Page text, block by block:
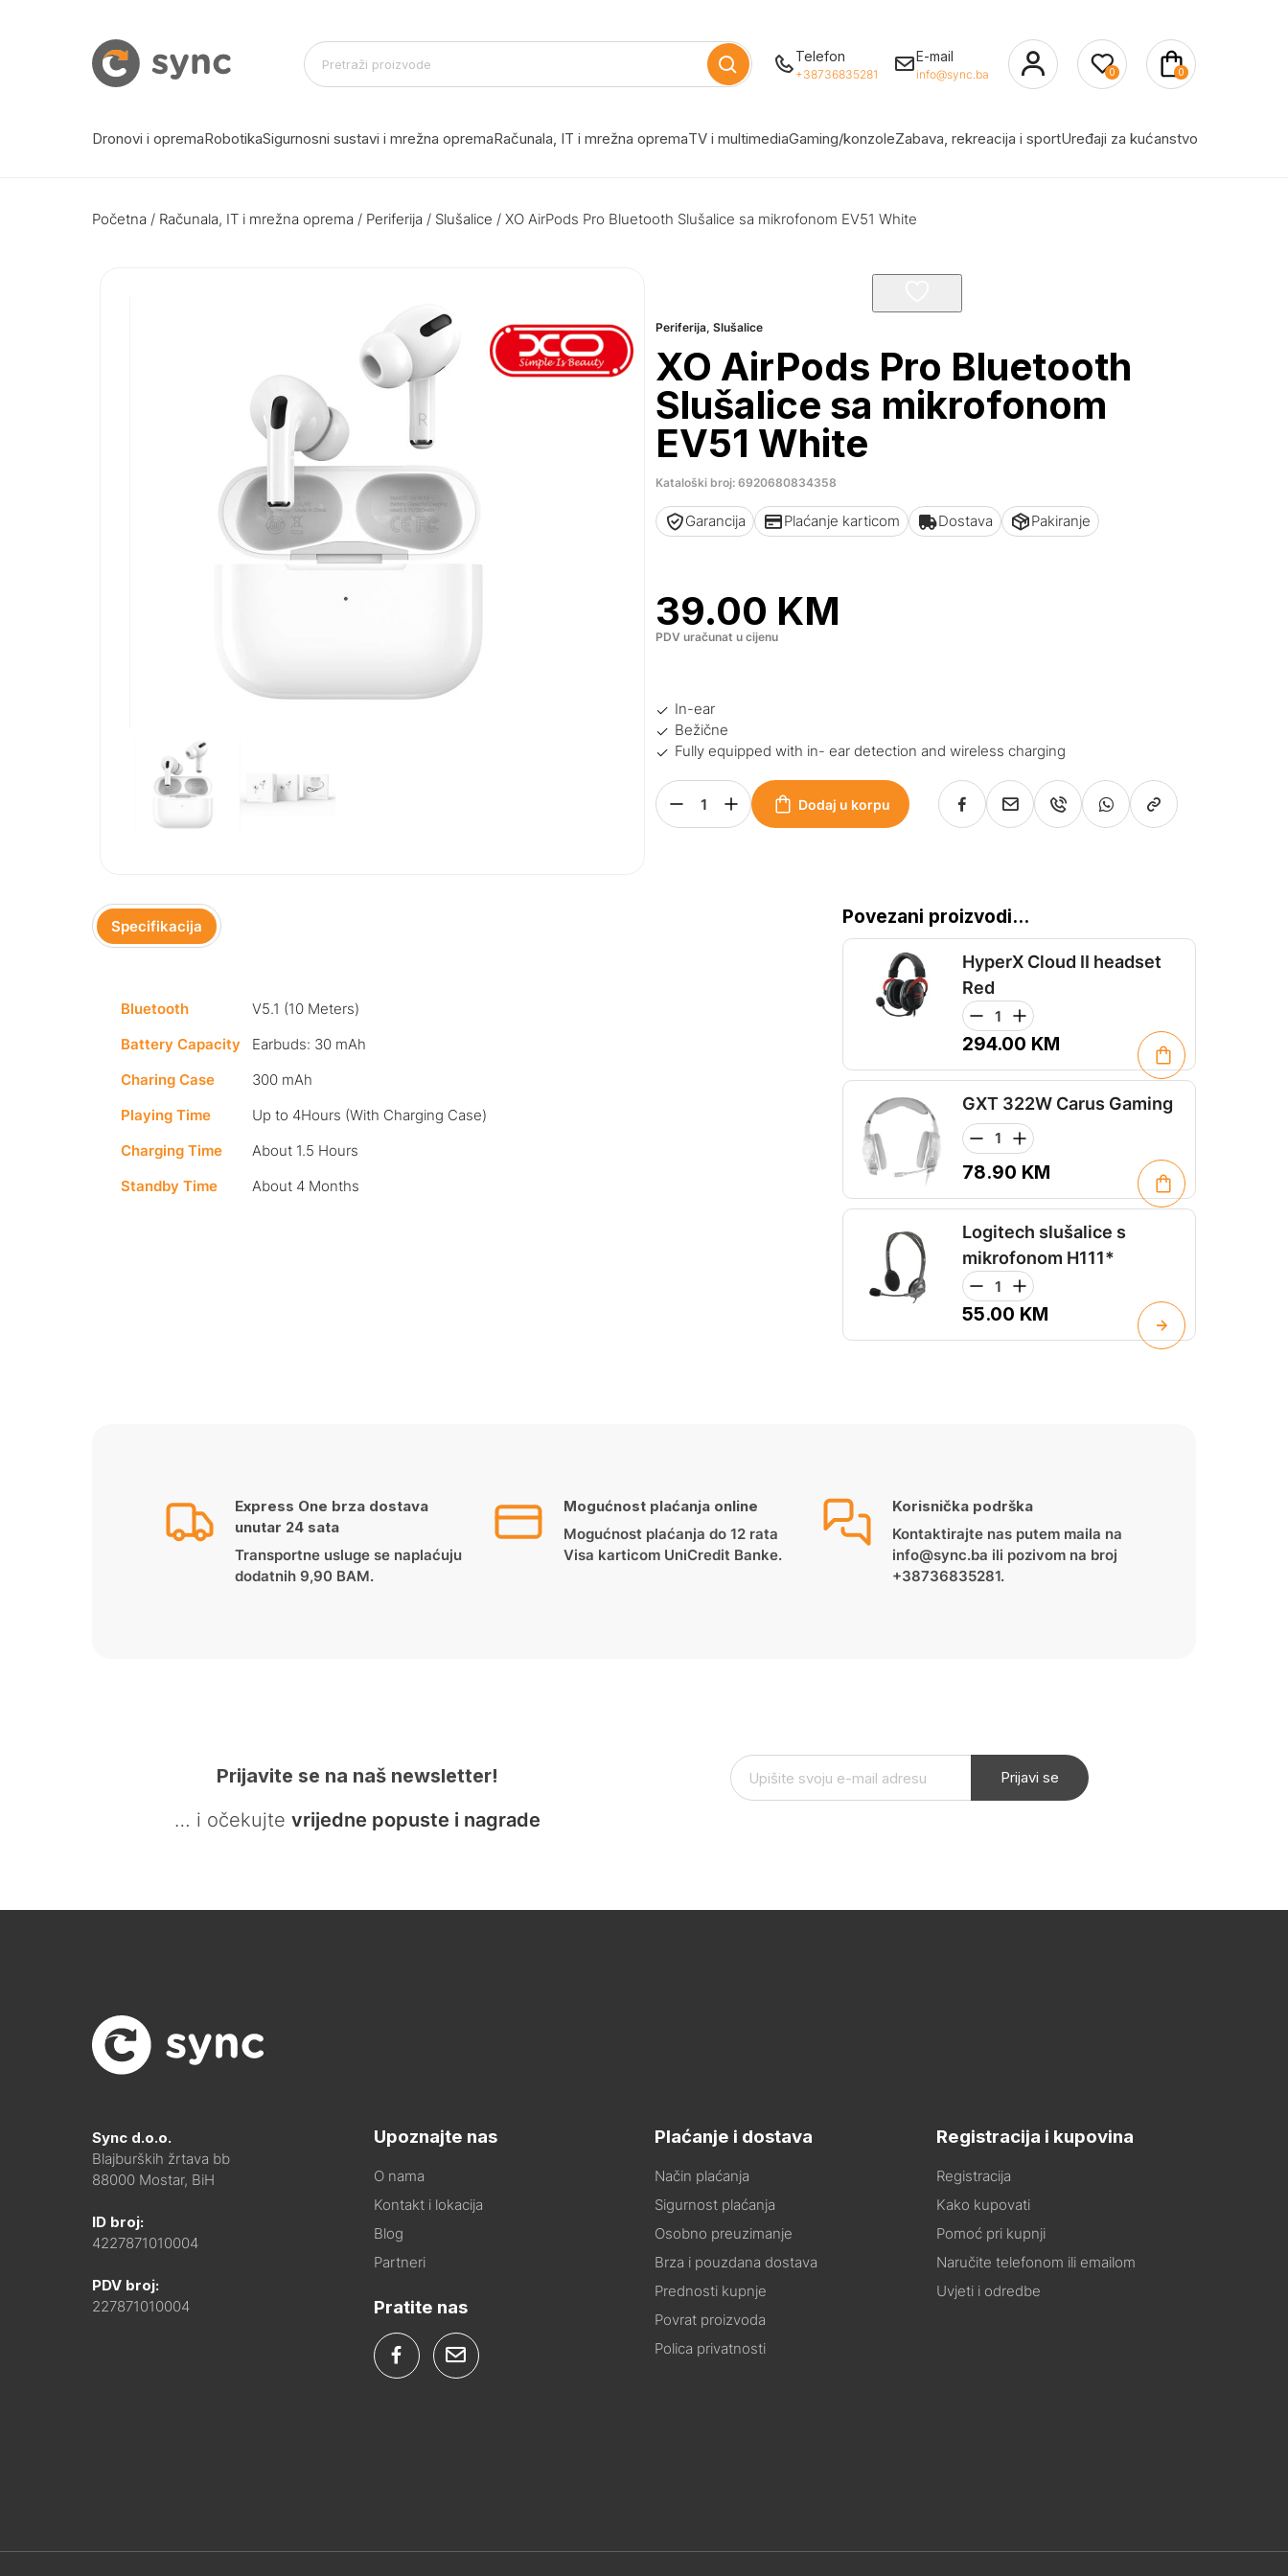
Telefon
+38736835281
E-mail
info@sync.ba 0 0
Dronovi i opremaRobotikaSigurnosni sustavi i mrežna opremaRačunala, IT i mrežna opremaTV i multimediaGaming/konzoleZabava, rekreacija i sportUređaji za kućanstvo
Početna / Računala, IT i mrežna oprema / Periferija / Slušalice / XO AirPods Pro Bluetooth Slušalice sa mikrofonom EV51 White
Periferija,Slušalice
XO AirPods Pro Bluetooth
Slušalice sa mikrofonom
EV51 White
Kataloški broj: 6920680834358
Garancija Plaćanje karticom Dostava Pakiranje
39.00 KM
PDV uračunat u cijenu
In-ear
Bežične
Fully equipped with in- ear detection and wireless charging
Dodaj u korpu
Specifikacija
Bluetooth
V5.1 (10 Meters)
Battery Capacity
Earbuds:​ 30 mAh
Charing Case
300 mAh
Playing Time
Up to 4Hours (With Charging Case)
Charging Time
About 1.5 Hours
Standby Time
About 4 Months
Povezani proizvodi...
HyperX Cloud II headset
Red
294.00 KM
GXT 322W Carus Gaming
78.90 KM
Logitech slušalice s
mikrofonom H111*
55.00 KM
Express One brza dostava
unutar 24 sata
Transportne usluge se naplaćuju
dodatnih 9,90 BAM.
Mogućnost plaćanja online
Mogućnost plaćanja do 12 rata
Visa karticom UniCredit Banke.
Korisnička podrška
Kontaktirajte nas putem maila na
info@sync.ba ili pozivom na broj
+38736835281.
Prijavite se na naš newsletter!
… i očekujte vrijedne popuste i nagrade
Prijavi se
Sync d.o.o.
Blajburških žrtava bb
88000 Mostar, BiH
ID broj:
4227871010004
PDV broj:
227871010004
Upoznajte nas
O nama
Kontakt i lokacija
Blog
Partneri
Pratite nas
Plaćanje i dostava
Način plaćanja
Sigurnost plaćanja
Osobno preuzimanje
Brza i pouzdana dostava
Prednosti kupnje
Povrat proizvoda
Polica privatnosti
Registracija i kupovina
Registracija
Kako kupovati
Pomoć pri kupnji
Naručite telefonom ili emailom
Uvjeti i odredbe